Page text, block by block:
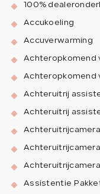
100%
Accukoeling
Accuverwarming
Achteropkomend
Achteropkomend
Achteruitrij
Achteruitrij
Achteruitrijcamera
Achteruitrijcamera
Achteruitrijcamera
Assistentie